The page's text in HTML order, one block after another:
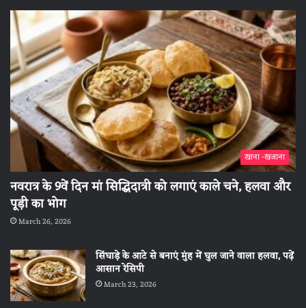
खाना -खजाना
नवरात्र के 9वें दिन मां सिद्धिदात्री को लगाएं काले चने, हलवा और
पूड़ी का भोग
March 26, 2026
सिंघाड़े के आटे से बनाएं मुंह में घुल जाने वाला हलवा, पढ़ें
आसान रेसिपी
March 23, 2026